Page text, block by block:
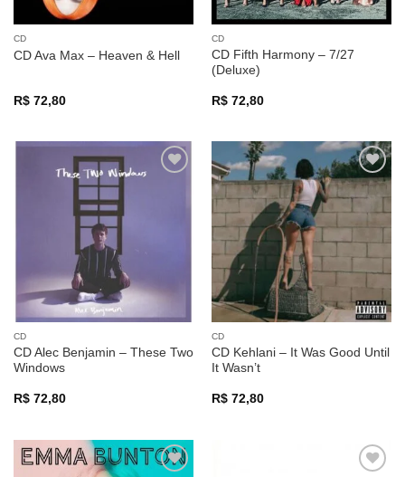
CD
CD Ava Max – Heaven & Hell
R$72,80
CD
CD Fifth Harmony – 7/27
(Deluxe)
R$72,80
CD
CD Alec Benjamin – These Two
Windows
R$72,80
Adicionar
a lista de
desejos
CD
CD Kehlani – It Was Good Until
It Wasn’t
R$72,80